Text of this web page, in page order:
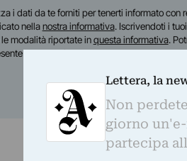
i dati da te forniti per tenerti informato con
nellanostra informativa. Iscrivendoti i
modalità riportate inquesta informativa.
nelle email.
Lettera, la
Non
giorno
partecipa